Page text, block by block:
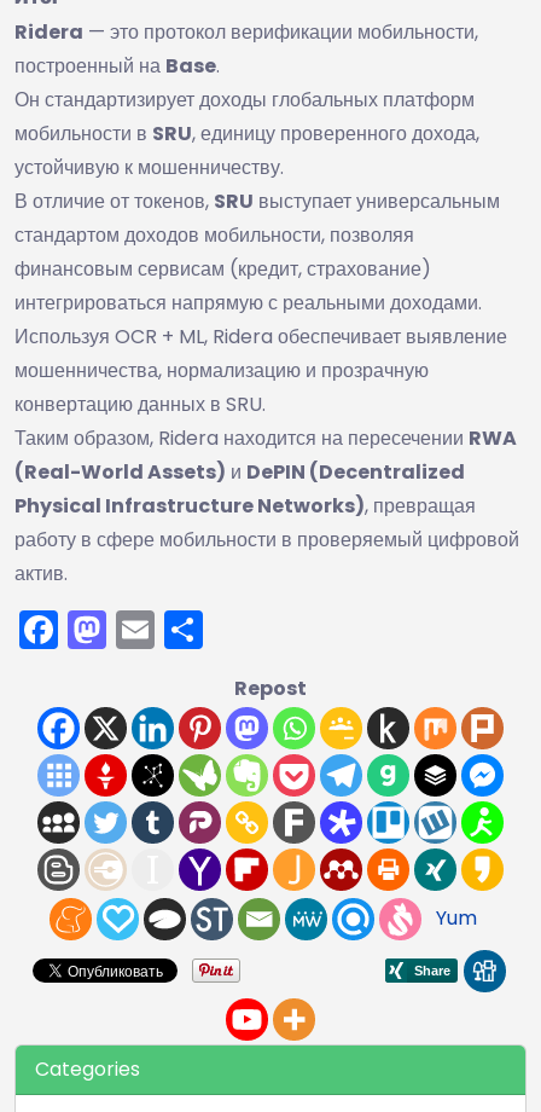
Ridera — это протокол верификации мобильности,
построенный на Base.
Он стандартизирует доходы глобальных платформ
мобильности в SRU, единицу проверенного дохода,
устойчивую к мошенничеству.
В отличие от токенов, SRU выступает универсальным
стандартом доходов мобильности, позволяя
финансовым сервисам (кредит, страхование)
интегрироваться напрямую с реальными доходами.
Используя OCR + ML, Ridera обеспечивает выявление
мошенничества, нормализацию и прозрачную
конвертацию данных в SRU.
Таким образом, Ridera находится на пересечении RWA
(Real-World Assets) и DePIN (Decentralized
Physical Infrastructure Networks), превращая
работу в сфере мобильности в проверяемый цифровой
актив.
Facebook
Mastodon
Email
Repost
Yum
Categories